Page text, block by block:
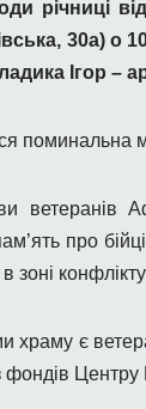
річниці
30а) о
Ігор –
поминальна
ветеранів
про
зоні
храму є
фондів